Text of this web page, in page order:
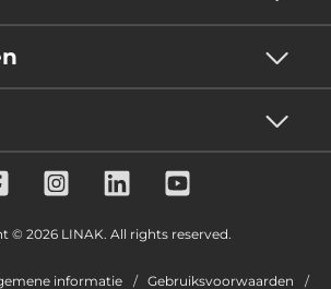
© 2026 LINAK. All rights reserved.
informatie
Gebruiksvoorwaarden